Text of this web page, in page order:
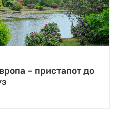
– пристапот до